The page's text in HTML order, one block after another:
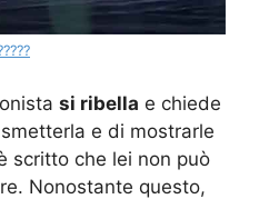
si ribella e chiede
e di mostrarle
scritto che lei non può
Nonostante questo,